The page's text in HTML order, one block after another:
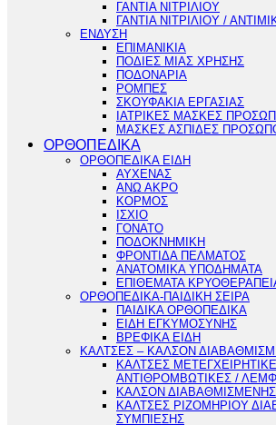
ΓΑΝΤΙΑ ΝΙΤΡΙΛΙΟΥ
ΓΑΝΤΙΑ ΝΙΤΡΙΛΙΟΥ /
ΕΝΔΥΣΗ
ΕΠΙΜΑΝΙΚΙΑ
ΠΟΔΙΕΣ ΜΙΑΣ ΧΡΗΣΗΣ
ΠΟΔΟΝΑΡΙΑ
ΡΟΜΠΕΣ
ΣΚΟΥΦΑΚΙΑ ΕΡΓΑΣΙΑΣ
ΙΑΤΡΙΚΕΣ ΜΑΣΚΕΣ
ΜΑΣΚΕΣ ΑΣΠΙΔΕΣ
ΟΡΘΟΠΕΔΙΚΑ
ΟΡΘΟΠΕΔΙΚΑ ΕΙΔΗ
ΑΥΧΕΝΑΣ
ΑΝΩ ΑΚΡΟ
ΚΟΡΜΟΣ
ΙΣΧΙΟ
ΓΟΝΑΤΟ
ΠΟΔΟΚΝΗΜΙΚΗ
ΦΡΟΝΤΙΔΑ ΠΕΛΜΑΤΟΣ
ΑΝΑΤΟΜΙΚΑ ΥΠΟΔΗΜΑΤΑ
ΕΠΙΘΕΜΑΤΑ
ΟΡΘΟΠΕΔΙΚΑ-ΠΑΙΔΙΚΗ ΣΕΙΡΑ
ΠΑΙΔΙΚΑ ΟΡΘΟΠΕΔΙΚΑ
ΕΙΔΗ ΕΓΚΥΜΟΣΥΝΗΣ
ΒΡΕΦΙΚΑ ΕΙΔΗ
ΚΑΛΤΣΕΣ – ΚΑΛΣΟΝ
ΚΑΛΤΣΕΣ
ΑΝΤΙΘΡΟΜΒΩΤΙΚΕΣ /
ΚΑΛΣΟΝ
ΚΑΛΤΣΕΣ ΡΙΖΟΜΗΡΙΟΥ
ΣΥΜΠΙΕΣΗΣ